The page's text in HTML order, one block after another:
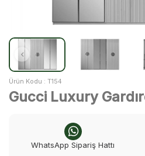
Ürün Kodu : T154
Gucci Luxury
WhatsApp Sipariş Hattı